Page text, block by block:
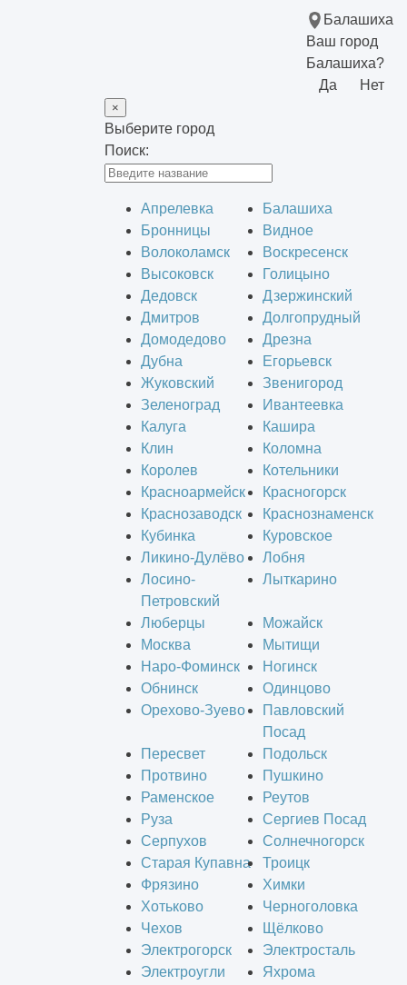
Балашиха
Ваш город
Балашиха?
Да
Нет
×
Выберите город
Поиск:
Апрелевка
Балашиха
Бронницы
Видное
Волоколамск
Воскресенск
Высоковск
Голицыно
Дедовск
Дзержинский
Дмитров
Долгопрудный
Домодедово
Дрезна
Дубна
Егорьевск
Жуковский
Звенигород
Зеленоград
Ивантеевка
Калуга
Кашира
Клин
Коломна
Королев
Котельники
Красноармейск
Красногорск
Краснозаводск
Краснознаменск
Кубинка
Куровское
Ликино-Дулёво
Лобня
Лосино-
Петровский
Лыткарино
Люберцы
Можайск
Москва
Мытищи
Наро-Фоминск
Ногинск
Обнинск
Одинцово
Орехово-Зуево
Павловский
Посад
Пересвет
Подольск
Протвино
Пушкино
Раменское
Реутов
Руза
Сергиев Посад
Серпухов
Солнечногорск
Старая Купавна
Троицк
Фрязино
Химки
Хотьково
Черноголовка
Чехов
Щёлково
Электрогорск
Электросталь
Электроугли
Яхрома